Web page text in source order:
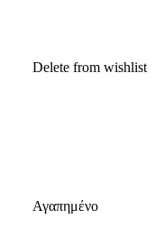
Delete from wishlist
Αγαπημένο